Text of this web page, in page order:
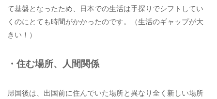
て基盤となったため、日本での生活は手探りでシフトしてい
くのにとても時間がかかったのです。（生活のギャップが大
きい！）
・住む場所、人間関係
帰国後は、出国前に住んでいた場所と異なり全く新しい場所